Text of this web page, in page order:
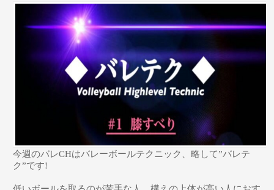
今週のバレCHはバレーボールテクニック、略して”バレテ
ク”です!